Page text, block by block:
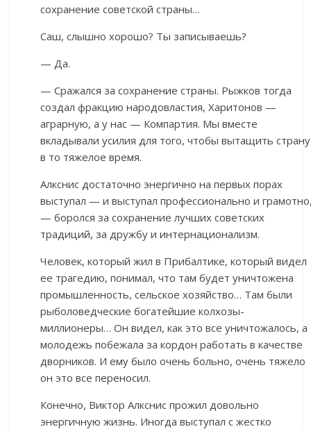
сохранение советской страны…
Саш, слышно хорошо? Ты записываешь?
— Да.
— Сражался за сохранение страны. Рыжков тогда
создал фракцию народовластия, Харитонов —
аграрную, а у нас — Компартия. Мы вместе
вкладывали усилия для того, чтобы вытащить страну
в то тяжелое время.
Алкснис достаточно энергично на первых порах
выступал — и выступал профессионально и
— боролся за сохранение лучших советских
традиций, за дружбу и интернационализм.
Человек, который жил в Прибалтике, который видел
ее трагедию, понимал, что там будет уничтожена
промышленность, сельское хозяйство… Там были
рыболоведческие богатейшие колхозы-
миллионеры… Он видел, как это все уничтожалось, а
молодежь побежала за кордон работать в качестве
дворников. И ему было очень больно, очень тяжело
он это все переносил.
Конечно, Виктор Алкснис прожил довольно
энергичную жизнь. Иногда выступал с жестко